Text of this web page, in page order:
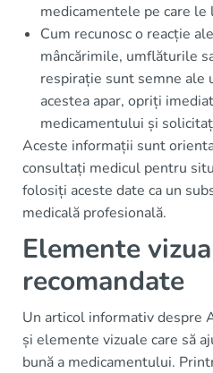
medicamentele pe care le
Cum recunosc o reacție
mâncărimile, umflăturile
respirație sunt semne ale
acestea apar, opriți
medicamentului și
Aceste informații sunt
consultați medicul pentru
folosiți aceste date ca un
medicală profesională.
Elemente
recomandate
Un articol informativ despre
și elemente vizuale care să
bună a medicamentului.